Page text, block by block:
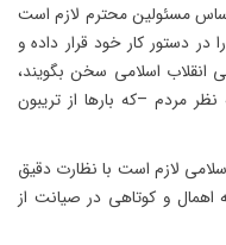
مسئولین محترم لازم است
دستور کار خود قرار داده و
انقلاب اسلامی سخن بگویند،
مردم –که بارها از تریبون
لازم است با نظارت دقیق
اهمال و کوتاهی در صیانت از